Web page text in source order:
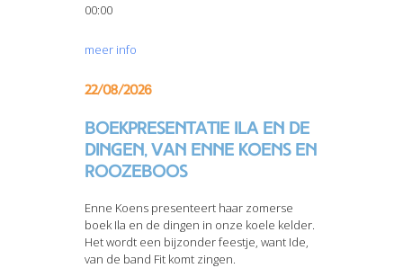
00:00
meer info
22/08/2026
Boekpresentatie Ila en de
dingen, van Enne Koens en
Roozeboos
Enne Koens presenteert haar zomerse
boek Ila en de dingen in onze koele kelder.
Het wordt een bijzonder feestje, want Ide,
van de band Fit komt zingen.